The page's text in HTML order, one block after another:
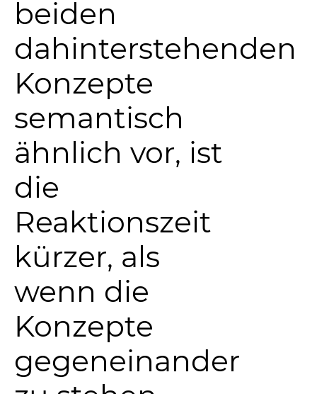
beiden
dahinterstehenden
Konzepte
semantisch
ähnlich vor, ist
die
Reaktionszeit
kürzer, als
wenn die
Konzepte
gegeneinander